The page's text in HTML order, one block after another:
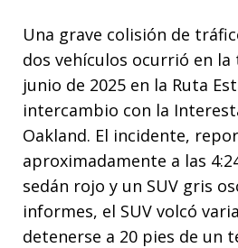
Una grave colisión de
dos vehículos ocurrió en la
junio de 2025 en la Ruta
intercambio con la
Oakland. El incidente,
aproximadamente a las
sedán rojo y un SUV gris
informes, el SUV volcó
detenerse a 20 pies de un